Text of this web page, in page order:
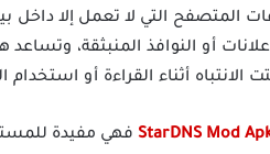
المتصفح التي لا تعمل إلا داخل
أو النوافذ المنبثقة،
أثناء القراءة أو استخدام
فهي مفيدة